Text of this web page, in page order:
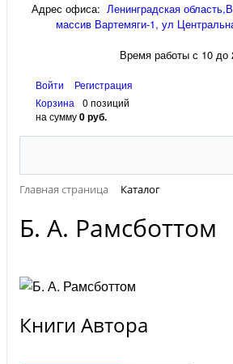
Адрес офиса: Ленинградская
массив Вартемяги-1, ул
Время работы с 10 до
Войти
Регистрация
Корзина
0 позиций
на сумму0 руб.
Главная страница Каталог
Б. А. Рамсботтом
Книги Автора